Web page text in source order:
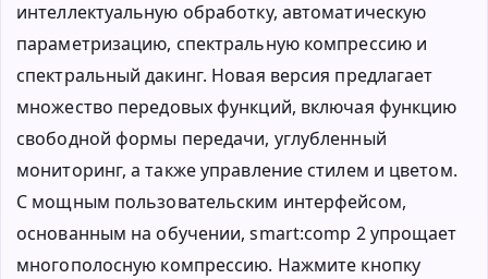
интеллектуальную обработку, автоматическую
параметризацию, спектральную компрессию и
спектральный дакинг. Новая версия предлагает
множество передовых функций, включая функцию
свободной формы передачи, углубленный
мониторинг, а также управление стилем и цветом.
С мощным пользовательским интерфейсом,
основанным на обучении, smart:comp 2 упрощает
многополосную компрессию. Нажмите кнопку